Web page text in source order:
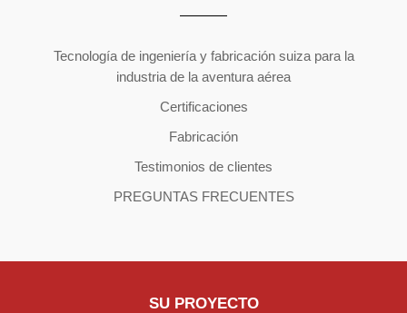
Tecnología de ingeniería y fabricación suiza para la
industria de la aventura aérea
Certificaciones
Fabricación
Testimonios de clientes
PREGUNTAS FRECUENTES
SU PROYECTO